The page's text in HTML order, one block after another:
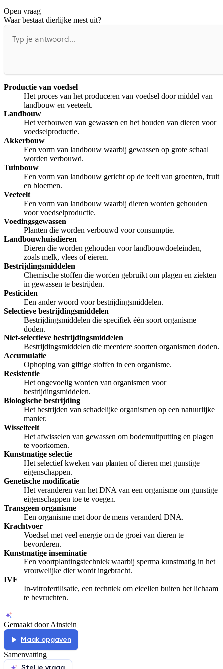
De uitleg gaat te langzaam
Open vraag
Waar bestaat dierlijke mest uit?
Productie van voedsel
Het proces van het produceren van voedsel door middel van
landbouw en veeteelt.
Landbouw
Het verbouwen van gewassen en het houden van dieren voor
voedselproductie.
Akkerbouw
Een vorm van landbouw waarbij gewassen op grote schaal
worden verbouwd.
Tuinbouw
Een vorm van landbouw gericht op de teelt van groenten, fruit
en bloemen.
Veeteelt
Een vorm van landbouw waarbij dieren worden gehouden
voor voedselproductie.
Voedingsgewassen
Planten die worden verbouwd voor consumptie.
Landbouwhuisdieren
Dieren die worden gehouden voor landbouwdoeleinden,
zoals melk, vlees of eieren.
Bestrijdingsmiddelen
Chemische stoffen die worden gebruikt om plagen en ziekten
in gewassen te bestrijden.
Pesticiden
Een ander woord voor bestrijdingsmiddelen.
Selectieve bestrijdingsmiddelen
Bestrijdingsmiddelen die specifiek één soort organisme
doden.
Niet-selectieve bestrijdingsmiddelen
Bestrijdingsmiddelen die meerdere soorten organismen doden.
Accumulatie
Ophoping van giftige stoffen in een organisme.
Resistentie
Het ongevoelig worden van organismen voor
bestrijdingsmiddelen.
Biologische bestrijding
Het bestrijden van schadelijke organismen op een natuurlijke
manier.
Wisselteelt
Het afwisselen van gewassen om bodemuitputting en plagen
te voorkomen.
Kunstmatige selectie
Het selectief kweken van planten of dieren met gunstige
eigenschappen.
Genetische modificatie
Het veranderen van het DNA van een organisme om gunstige
eigenschappen toe te voegen.
Transgeen organisme
Een organisme met door de mens veranderd DNA.
Krachtvoer
Voedsel met veel energie om de groei van dieren te
bevorderen.
Kunstmatige inseminatie
Een voortplantingstechniek waarbij sperma kunstmatig in het
vrouwelijke dier wordt ingebracht.
IVF
In-vitrofertilisatie, een techniek om eicellen buiten het lichaam
te bevruchten.
Gemaakt door Ainstein
Maak opgaven
Samenvatting